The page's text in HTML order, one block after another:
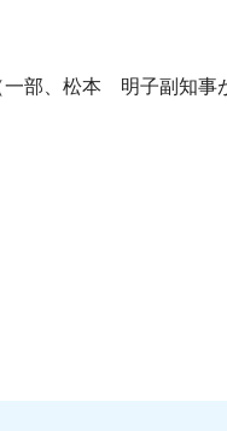
、松本 明子副知事が